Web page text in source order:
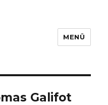
MENÜ
Galifot